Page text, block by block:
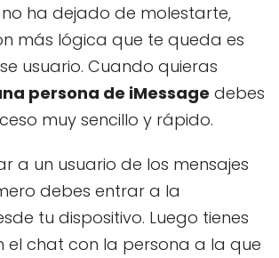
ha dejado de molestarte,
más lógica que te queda es
usuario. Cuando quieras
persona de iMessage debes
muy sencillo y rápido.
a un usuario de los mensajes
debes entrar a la
tu dispositivo. Luego tienes
el chat con la persona a la que